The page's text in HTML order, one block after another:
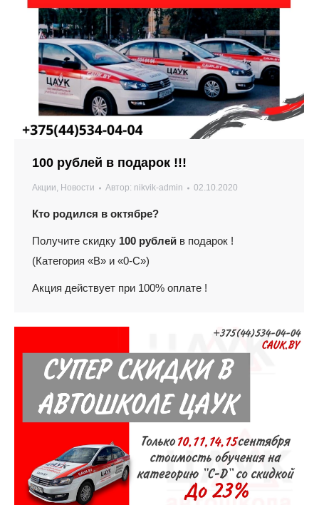
100 рублей в подарок !!!
Акции, Новости Автор: nikvik-admin 02.10.2020
Кто родился в октябре?
Получите скидку 100 рублей в подарок !
(Категория «В» и «0-С»)
Акция действует при 100% оплате !